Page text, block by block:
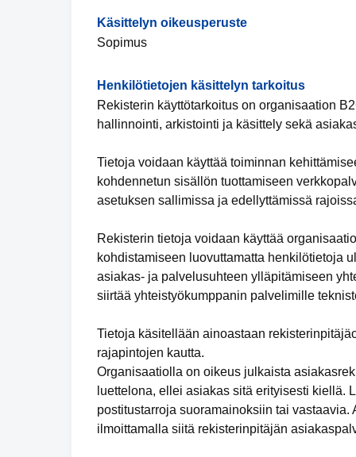
Käsittelyn oikeusperuste
Sopimus
Henkilötietojen käsittelyn tarkoitus
Rekisterin käyttötarkoitus on organisaation
hallinnointi, arkistointi ja käsittely sekä
Tietoja voidaan käyttää toiminnan
kohdennetun sisällön tuottamiseen
asetuksen sallimissa ja edellyttämissä
Rekisterin tietoja voidaan käyttää
kohdistamiseen luovuttamatta henkilötietoja
asiakas- ja palvelusuhteen ylläpitämiseen
siirtää yhteistyökumppanin palvelimille
Tietoja käsitellään ainoastaan
rajapintojen kautta.
Organisaatiolla on oikeus julkaista
luettelona, ellei asiakas sitä erityisesti kiellä.
postitustarroja suoramainoksiin tai
ilmoittamalla siitä rekisterinpitäjän